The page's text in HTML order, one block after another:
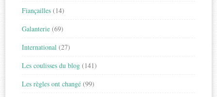
Fiançailles (14)
Galanterie (69)
International (27)
Les coulisses du blog (141)
Les règles ont changé (99)